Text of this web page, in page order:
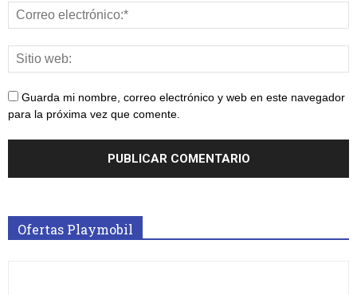
Guarda mi nombre, correo electrónico y web en este navegador
para la próxima vez que comente.
Ofertas Playmobil